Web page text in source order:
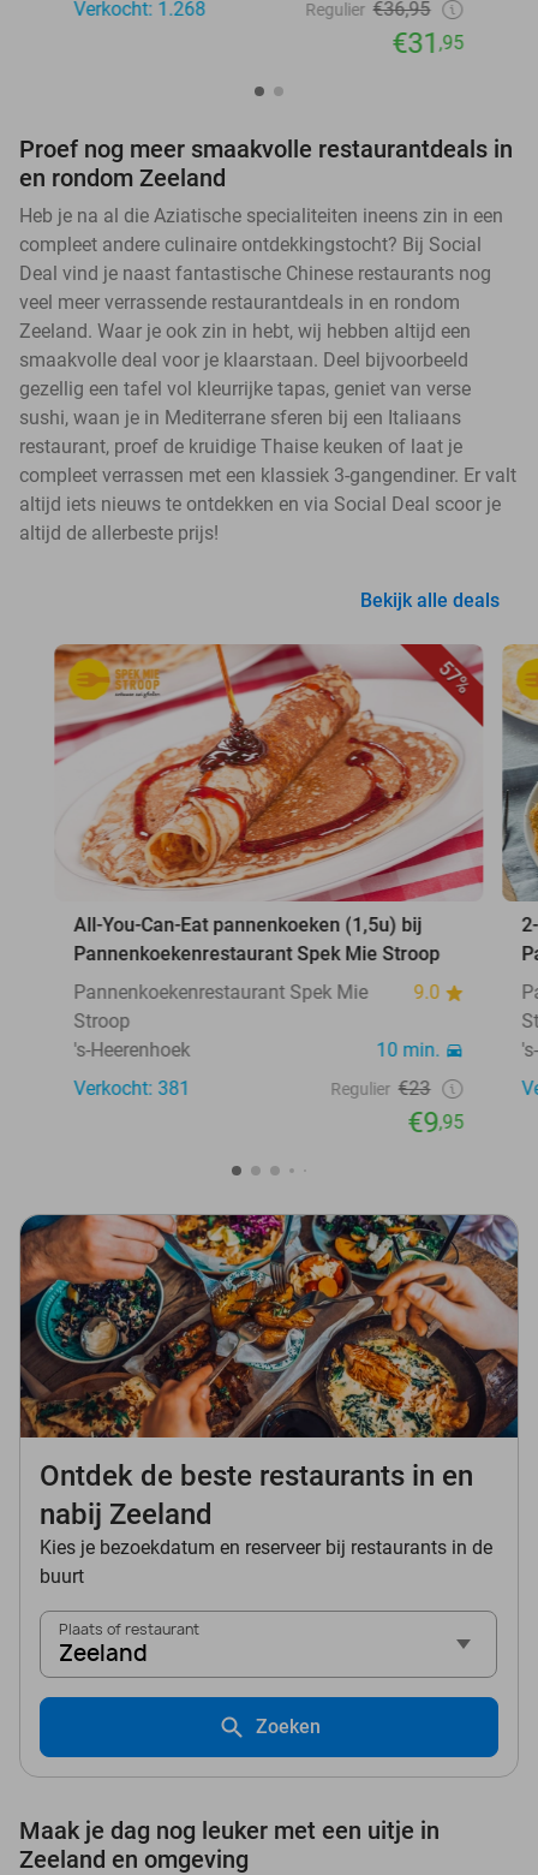
Verkocht: 1.268
Regulier €36,95
€31,95
Proef nog meer smaakvolle restaurantdeals in
en rondom Zeeland
Heb je na al die Aziatische specialiteiten ineens zin in een
compleet andere culinaire ontdekkingstocht? Bij Social
Deal vind je naast fantastische Chinese restaurants nog
veel meer verrassende restaurantdeals in en rondom
Zeeland. Waar je ook zin in hebt, wij hebben altijd een
smaakvolle deal voor je klaarstaan. Deel bijvoorbeeld
gezellig een tafel vol kleurrijke tapas, geniet van verse
sushi, waan je in Mediterrane sferen bij een Italiaans
restaurant, proef de kruidige Thaise keuken of laat je
compleet verrassen met een klassiek 3-gangendiner. Er valt
altijd iets nieuws te ontdekken en via Social Deal scoor je
altijd de allerbeste prijs!
Bekijk alle deals
57%
All-You-Can-Eat pannenkoeken (1,5u) bij
Pannenkoekenrestaurant Spek Mie Stroop
Pannenkoekenrestaurant Spek Mie
Stroop
9.0
's-Heerenhoek
10 min.
Verkocht: 381
Regulier €23
€9,95
Ontdek de beste restaurants in en
nabij Zeeland
Kies je bezoekdatum en reserveer bij restaurants in de
buurt
Plaats of restaurant
Zeeland
Zoeken
Maak je dag nog leuker met een uitje in
Zeeland en omgeving